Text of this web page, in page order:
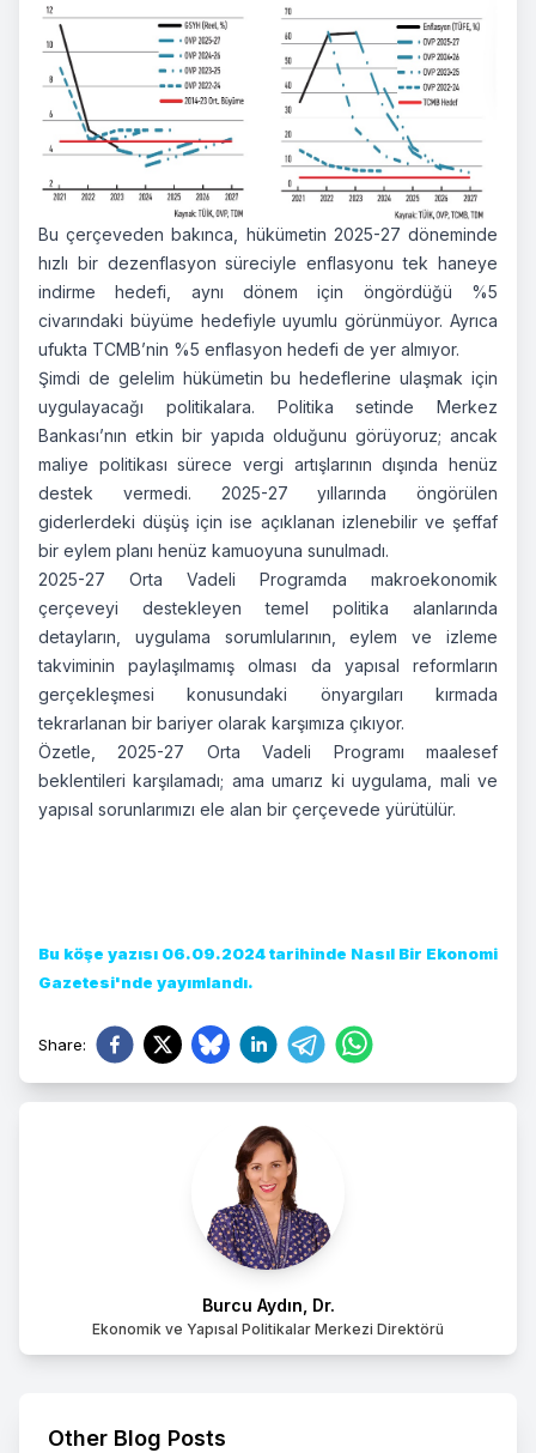
Burcu Aydın, Dr.
Ekonomik ve Yapısal Politikalar Merkezi Direktörü
Other Blog Posts
Bu çerçeveden bakınca, hükümetin 2025-27 döneminde
hızlı bir dezenflasyon süreciyle enflasyonu tek haneye
indirme hedefi, aynı dönem için öngördüğü %5
civarındaki büyüme hedefiyle uyumlu görünmüyor. Ayrıca
ufukta TCMB’nin %5 enflasyon hedefi de yer almıyor.
Şimdi de gelelim hükümetin bu hedeflerine ulaşmak için
uygulayacağı politikalara. Politika setinde Merkez
Bankası’nın etkin bir yapıda olduğunu görüyoruz; ancak
maliye politikası sürece vergi artışlarının dışında henüz
destek vermedi. 2025-27 yıllarında öngörülen
giderlerdeki düşüş için ise açıklanan izlenebilir ve şeffaf
bir eylem planı henüz kamuoyuna sunulmadı.
2025-27 Orta Vadeli Programda makroekonomik
çerçeveyi destekleyen temel politika alanlarında
detayların, uygulama sorumlularının, eylem ve izleme
takviminin paylaşılmamış olması da yapısal reformların
gerçekleşmesi konusundaki önyargıları kırmada
tekrarlanan bir bariyer olarak karşımıza çıkıyor.
Özetle, 2025-27 Orta Vadeli Programı maalesef
beklentileri karşılamadı; ama umarız ki uygulama, mali ve
yapısal sorunlarımızı ele alan bir çerçevede yürütülür.
Bu köşe yazısı 06.09.2024 tarihinde Nasıl Bir Ekonomi
Gazetesi'nde yayımlandı.
Share: